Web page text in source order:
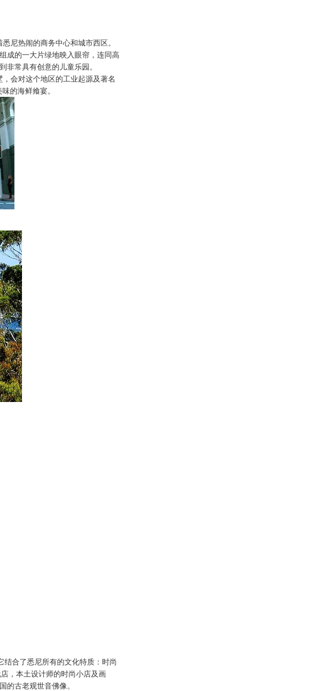
尼热闹的商务中心和城市西区。
成的一大片绿地映入眼帘，连同高
非常具有创意的儿童乐园。
，会对这个地区的工业起源及著名
味的海鲜飨宴。
结合了悉尼所有的文化特质：时尚
，本土设计师的时尚小店及画
的古老观世音佛像。